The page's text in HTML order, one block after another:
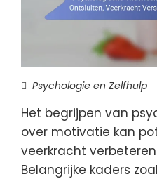
Psychologie en Zelfhulp
Het begrijpen van
over motivatie kan
veerkracht
Belangrijke kaders